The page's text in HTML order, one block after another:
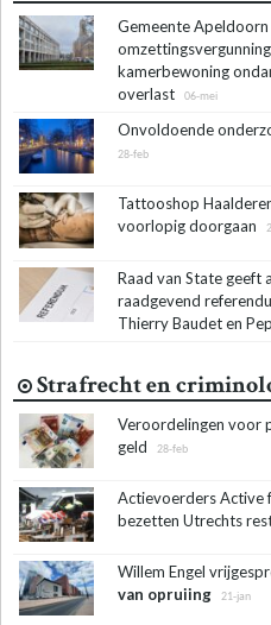
Gemeente Apeldoorn
kamerbewoning
overlast
06-mei
Onvoldoende
28-feb
Tattooshop
voorlopig doorgaan
Raad van State geeft
raad­ge­vend
Thierry Baudet en
Strafrecht en
Veroordelingen voor
geld
28-feb
Actievoerders Active
bezetten Utrechts
Willem Engel
van opruiing
21-jan